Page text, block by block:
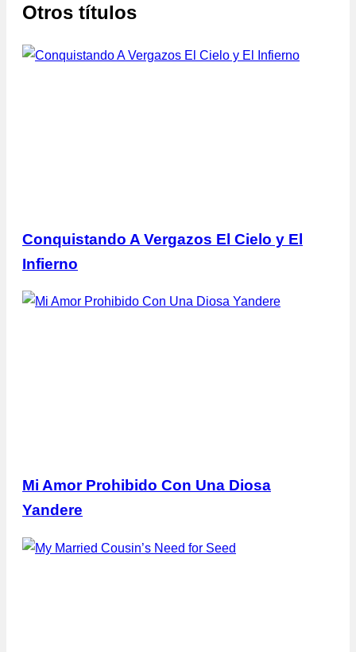
Otros títulos
Conquistando A Vergazos El Cielo y El
Infierno
Mi Amor Prohibido Con Una Diosa
Yandere